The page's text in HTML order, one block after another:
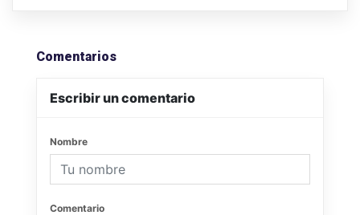
Comentarios
Escribir un comentario
Nombre
Comentario